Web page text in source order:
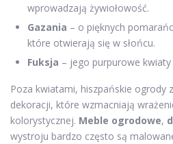
wprowadzają żywiołowość.
Gazania – o pięknych
które otwierają się w słońcu.
Fuksja – jego purpurowe
Poza kwiatami, hiszpańskie ogrody
dekoracji, które wzmacniają
kolorystycznej. Meble ogrodowe,
wystroju bardzo często są